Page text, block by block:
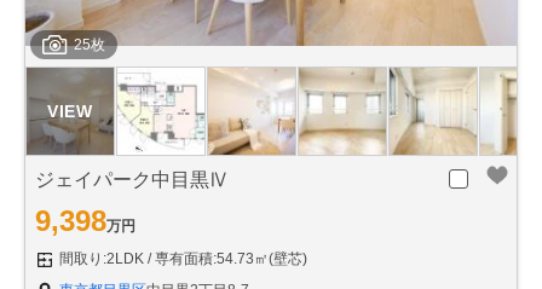
25枚
ジェイパーク中目黒Ⅳ
9,398万円
間取り:2LDK
専有面積:54.73㎡(壁芯)